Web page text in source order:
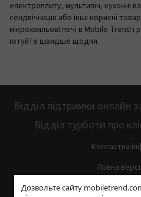
Дозвольте сайту
електроплиту, мультипіч, кухонні
сендвічницю або інші корисні
мікрохвильові печі в Mobile Trend
готуйте швидше щодня.
Відділ підтримки онлайн
Відділ турботи про
Контактна
Повна
Мапа